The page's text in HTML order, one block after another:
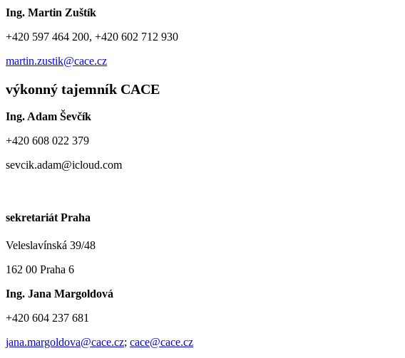
Ing. Martin Zuštík
+420 597 464 200, +420 602 712 930
martin.zustik@cace.cz
výkonný tajemník CACE
Ing. Adam Ševčík
+420 608 022 379
sevcik.adam@icloud.com
sekretariát Praha
Veleslavínská 39/48
162 00 Praha 6
Ing. Jana Margoldová
+420 604 237 681
jana.margoldova@cace.cz; cace@cace.cz